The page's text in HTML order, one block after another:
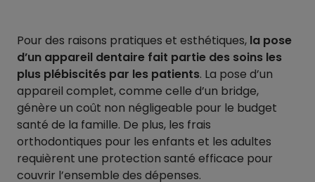
Pour des raisons pratiques et esthétiques, la pose
d’un appareil dentaire fait partie des soins les
plus plébiscités par les patients. La pose d’un
appareil complet, comme celle d’un bridge,
génère un coût non négligeable pour le budget
santé de la famille. De plus, les frais
orthodontiques pour les enfants et les adultes
requièrent une protection santé efficace pour
couvrir l’ensemble des dépenses.